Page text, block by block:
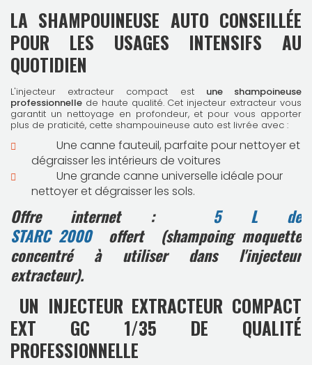
LA SHAMPOUINEUSE AUTO CONSEILLÉE
POUR LES USAGES INTENSIFS AU
QUOTIDIEN
L'injecteur extracteur compact est une shampoineuse
professionnelle de haute qualité. Cet injecteur extracteur vous
garantit un nettoyage en profondeur, et pour vous apporter
plus de praticité, cette shampouineuse auto est livrée avec :
Une canne fauteuil, parfaite pour nettoyer et
dégraisser les intérieurs de voitures
Une grande canne universelle idéale pour
nettoyer et dégraisser les sols.
Offre internet: 5 L de
STARC 2000
offert(shampoing moquette
concentré à utiliser dans l'injecteur
extracteur).
UN INJECTEUR EXTRACTEUR COMPACT
EXT GC 1/35 DE QUALITÉ
PROFESSIONNELLE